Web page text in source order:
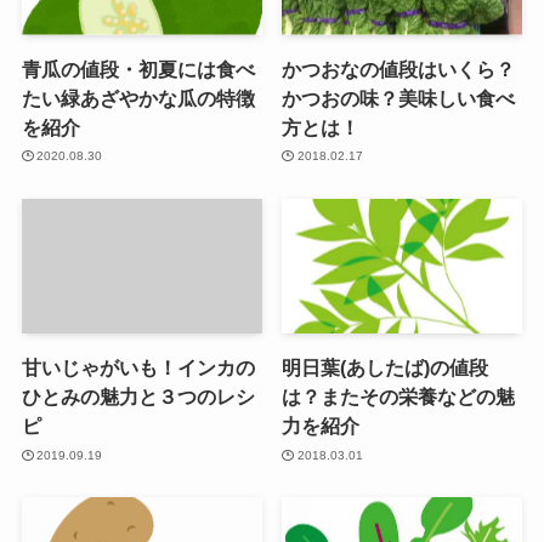
青瓜の値段・初夏には食べ
たい緑あざやかな瓜の特徴
を紹介
2020.08.30
かつおなの値段はいくら？
かつおの味？美味しい食べ
方とは！
2018.02.17
甘いじゃがいも！インカの
ひとみの魅力と３つのレシ
ピ
2019.09.19
明日葉(あしたば)の値段
は？またその栄養などの魅
力を紹介
2018.03.01